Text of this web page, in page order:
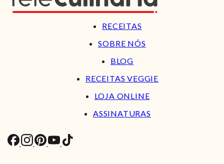
RECEITAS
SOBRE NÓS
BLOG
RECEITAS VEGGIE
LOJA ONLINE
ASSINATURAS